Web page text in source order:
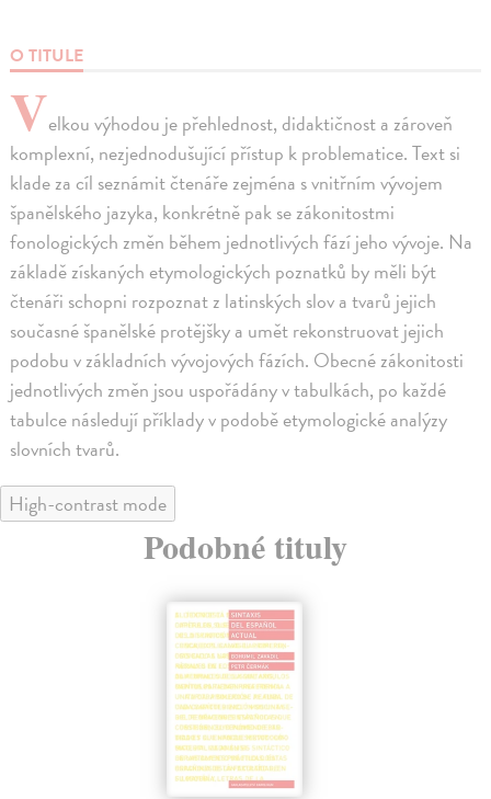
O TITULE
Velkou výhodou je přehlednost, didaktičnost a zároveň
komplexní, nezjednodušující přístup k problematice. Text si
klade za cíl seznámit čtenáře zejména s vnitřním vývojem
španělského jazyka, konkrétně pak se zákonitostmi
fonologických změn během jednotlivých fází jeho vývoje. Na
základě získaných etymologických poznatků by měli být
čtenáři schopni rozpoznat z latinských slov a tvarů jejich
současné španělské protějšky a umět rekonstruovat jejich
podobu v základních vývojových fázích. Obecné zákonitosti
jednotlivých změn jsou uspořádány v tabulkách, po každé
tabulce následují příklady v podobě etymologické analýzy
slovních tvarů.
High-contrast mode
Podobné tituly